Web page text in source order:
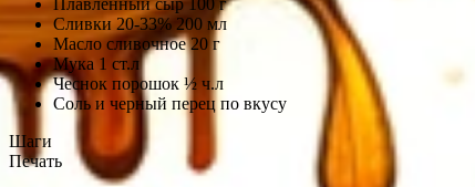
Сливки 20-33% 200 мл
Масло сливочное 20 г
Мука 1 ст.л
Чеснок порошок ½ ч.л
Соль и черный перец по вкусу
Шаги
Печать